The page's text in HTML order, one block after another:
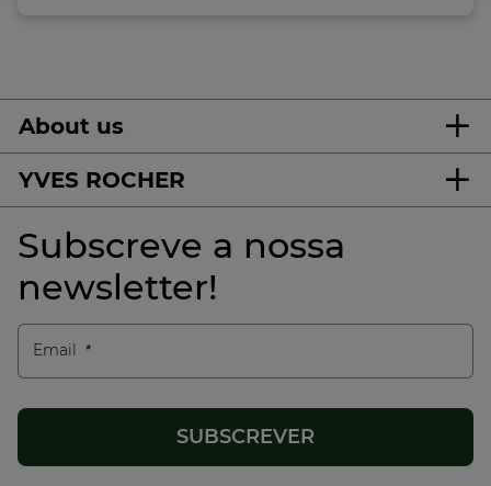
About us
YVES ROCHER
Subscreve a nossa
newsletter!
Email